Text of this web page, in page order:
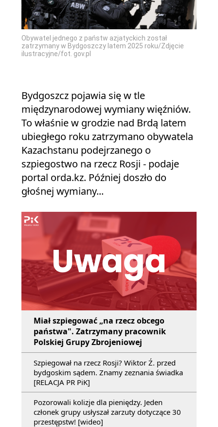
Obywatel jednego z państw azjatyckich został
zatrzymany w Bydgoszczy latem 2025 roku/Zdjęcie
ilustracyjne/fot. gov.pl
Bydgoszcz pojawia się w tle
międzynarodowej wymiany więźniów.
To właśnie w grodzie nad Brdą latem
ubiegłego roku zatrzymano obywatela
Kazachstanu podejrzanego o
szpiegostwo na rzecz Rosji - podaje
portal orda.kz. Później doszło do
głośnej wymiany...
Miał szpiegować „na rzecz obcego
państwa". Zatrzymany pracownik
Polskiej Grupy Zbrojeniowej
Szpiegował na rzecz Rosji? Wiktor Ź. przed
bydgoskim sądem. Znamy zeznania świadka
[RELACJA PR PiK]
Pozorowali kolizje dla pieniędzy. Jeden
członek grupy usłyszał zarzuty dotyczące 30
przestępstw! [wideo]